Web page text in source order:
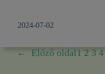
2024-07-02
← Előző oldal1 2 3 4